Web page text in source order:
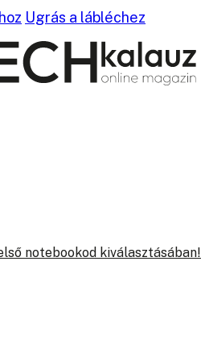
Ugrás a lábléchez
notebookod kiválasztásában!